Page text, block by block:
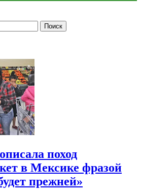
поход
в Мексике фразой
прежней»